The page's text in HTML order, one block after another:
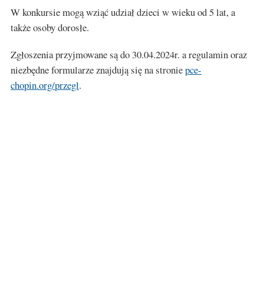
W konkursie mogą wziąć udział dzieci w wieku od 5 lat, a
także osoby dorosłe.
Zgłoszenia przyjmowane są do 30.04.2024r. a regulamin oraz
niezbędne formularze znajdują się na stroniepce-
chopin.org/przegl.